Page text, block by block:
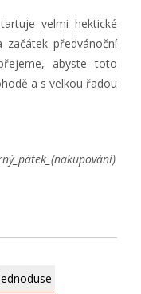
velmi hektické
začátek předvánoční
abyste toto
a s velkou řadou